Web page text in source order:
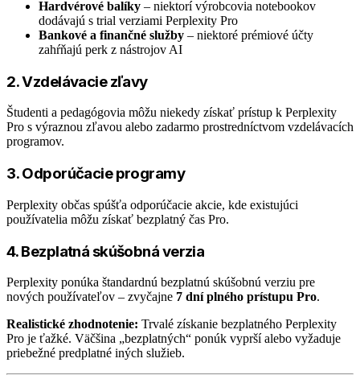
Hardvérové balíky – niektorí výrobcovia notebookov
dodávajú s trial verziami Perplexity Pro
Bankové a finančné služby – niektoré prémiové účty
zahŕňajú perk z nástrojov AI
2. Vzdelávacie zľavy
Študenti a pedagógovia môžu niekedy získať prístup k Perplexity
Pro s výraznou zľavou alebo zadarmo prostredníctvom vzdelávacích
programov.
3. Odporúčacie programy
Perplexity občas spúšťa odporúčacie akcie, kde existujúci
používatelia môžu získať bezplatný čas Pro.
4. Bezplatná skúšobná verzia
Perplexity ponúka štandardnú bezplatnú skúšobnú verziu pre
nových používateľov – zvyčajne 7 dní plného prístupu Pro.
Realistické zhodnotenie: Trvalé získanie bezplatného Perplexity
Pro je ťažké. Väčšina „bezplatných“ ponúk vyprší alebo vyžaduje
priebežné predplatné iných služieb.